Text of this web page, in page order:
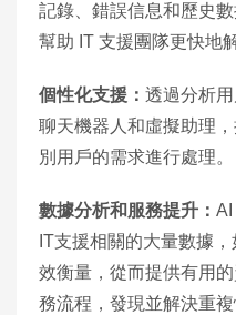
記錄、錯誤信息和歷史
幫助 IT 支援團隊更快地
個性化支援： 透過分析
聊天機器人和虛擬助理
別用戶的需求進行處理。
數據分析和服務提升： AI
IT支援相關的大量數據
效衡量，從而提供有用
務流程，發現並解決重